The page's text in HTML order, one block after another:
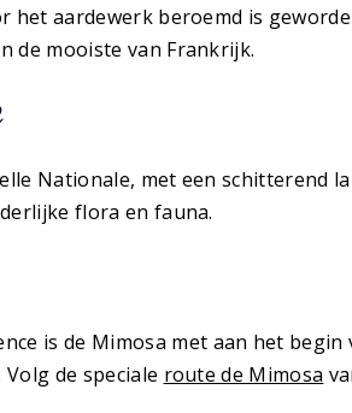
het aardewerk beroemd is
de mooiste van Frankrijk.
Nationale, met een schitterend
flora en fauna.
is de Mimosa met aan het
de speciale route de Mimosa